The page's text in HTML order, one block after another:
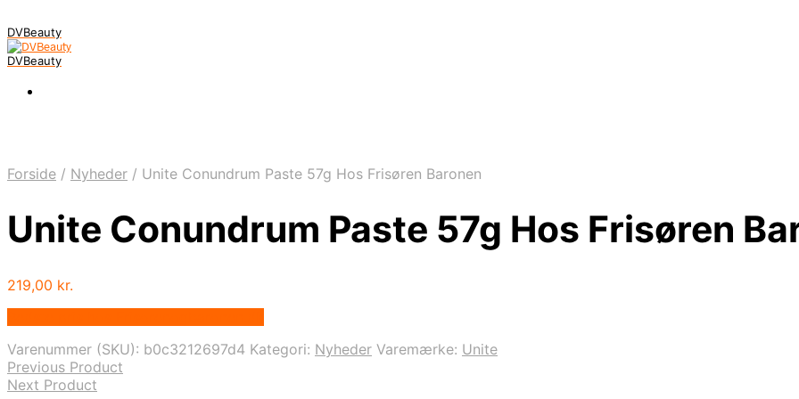
DVBeauty
DVBeauty
Forside / Nyheder / Unite Conundrum Paste 57g Hos Frisøren Baronen
Unite Conundrum Paste 57g Hos Frisøren
219,00 kr.
Varenummer (SKU): b0c3212697d4 Kategori: Nyheder Varemærke: Unite
Previous Product
Next Product